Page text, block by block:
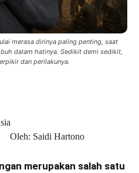
merasa dirinya paling penting, saat
dalam hatinya. Sedikit demi sedikit,
dan perilakunya.
Hati Manusia
Hartono
merupakan salah satu